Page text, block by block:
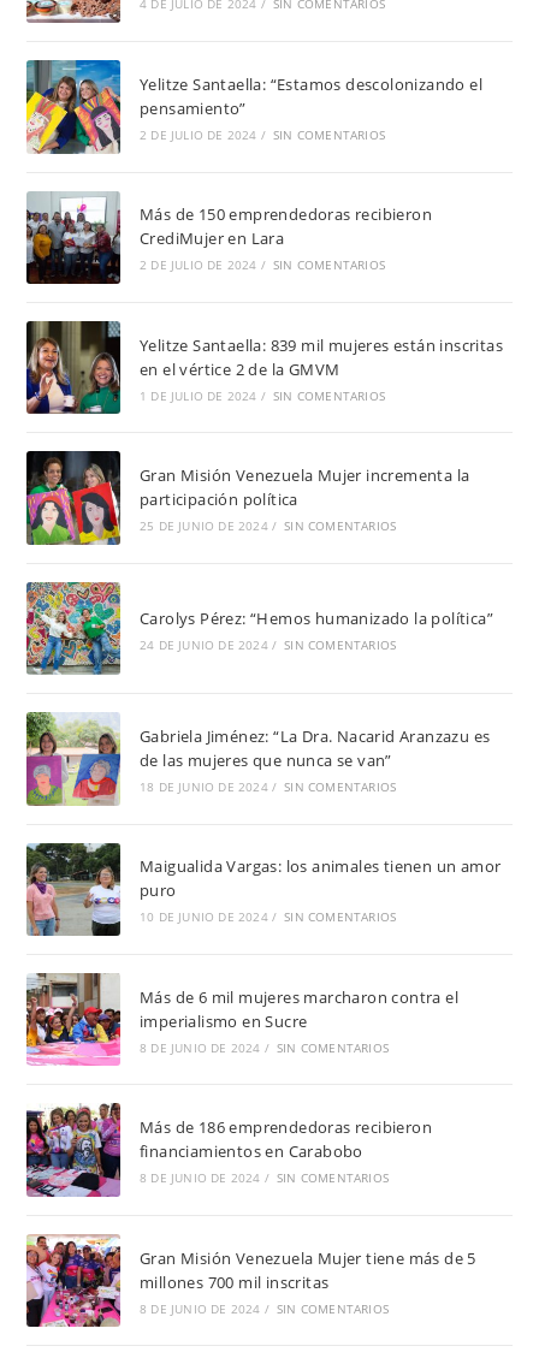
4 DE JULIO DE 2024 / SIN COMENTARIOS
Yelitze Santaella: “Estamos descolonizando el
pensamiento”
2 DE JULIO DE 2024 / SIN COMENTARIOS
Más de 150 emprendedoras recibieron
CrediMujer en Lara
2 DE JULIO DE 2024 / SIN COMENTARIOS
Yelitze Santaella: 839 mil mujeres están inscritas
en el vértice 2 de la GMVM
1 DE JULIO DE 2024 / SIN COMENTARIOS
Gran Misión Venezuela Mujer incrementa la
participación política
25 DE JUNIO DE 2024 / SIN COMENTARIOS
Carolys Pérez: “Hemos humanizado la política”
24 DE JUNIO DE 2024 / SIN COMENTARIOS
Gabriela Jiménez: “La Dra. Nacarid Aranzazu es
de las mujeres que nunca se van”
18 DE JUNIO DE 2024 / SIN COMENTARIOS
Maigualida Vargas: los animales tienen un amor
puro
10 DE JUNIO DE 2024 / SIN COMENTARIOS
Más de 6 mil mujeres marcharon contra el
imperialismo en Sucre
8 DE JUNIO DE 2024 / SIN COMENTARIOS
Más de 186 emprendedoras recibieron
financiamientos en Carabobo
8 DE JUNIO DE 2024 / SIN COMENTARIOS
Gran Misión Venezuela Mujer tiene más de 5
millones 700 mil inscritas
8 DE JUNIO DE 2024 / SIN COMENTARIOS